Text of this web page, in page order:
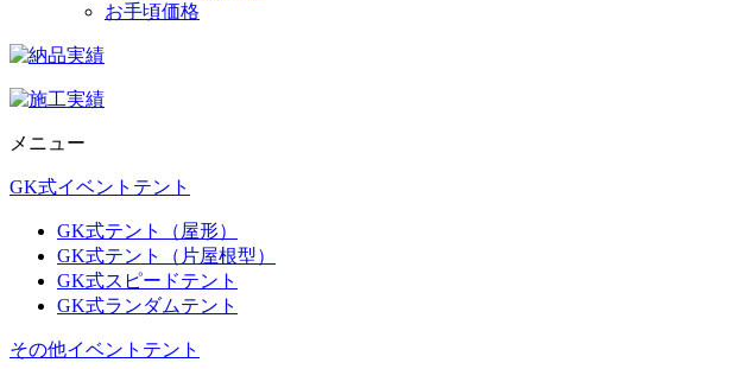
お手頃価格
メニュー
GK式イベントテント
GK式テント（屋形）
GK式テント（片屋根型）
GK式スピードテント
GK式ランダムテント
その他イベントテント